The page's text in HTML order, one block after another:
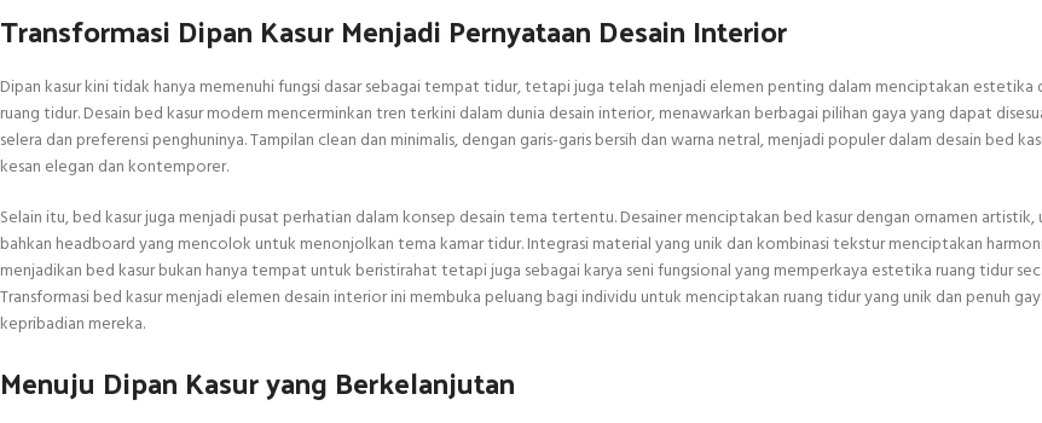
Transformasi Dipan Kasur Menjadi Pernyataan Desain Interior
Dipan kasur kini tidak hanya memenuhi fungsi dasar sebagai tempat tidur, tetapi juga telah menjadi elemen penting dalam menciptakan estetika
ruang tidur. Desain bed kasur modern mencerminkan tren terkini dalam dunia desain interior, menawarkan berbagai pilihan gaya yang dapat
selera dan preferensi penghuninya. Tampilan clean dan minimalis, dengan garis-garis bersih dan warna netral, menjadi populer dalam desain bed
kesan elegan dan kontemporer.
Selain itu, bed kasur juga menjadi pusat perhatian dalam konsep desain tema tertentu. Desainer menciptakan bed kasur dengan ornamen artistik,
bahkan headboard yang mencolok untuk menonjolkan tema kamar tidur. Integrasi material yang unik dan kombinasi tekstur menciptakan
menjadikan bed kasur bukan hanya tempat untuk beristirahat tetapi juga sebagai karya seni fungsional yang memperkaya estetika ruang tidur
Transformasi bed kasur menjadi elemen desain interior ini membuka peluang bagi individu untuk menciptakan ruang tidur yang unik dan penuh
kepribadian mereka.
Menuju Dipan Kasur yang Berkelanjutan